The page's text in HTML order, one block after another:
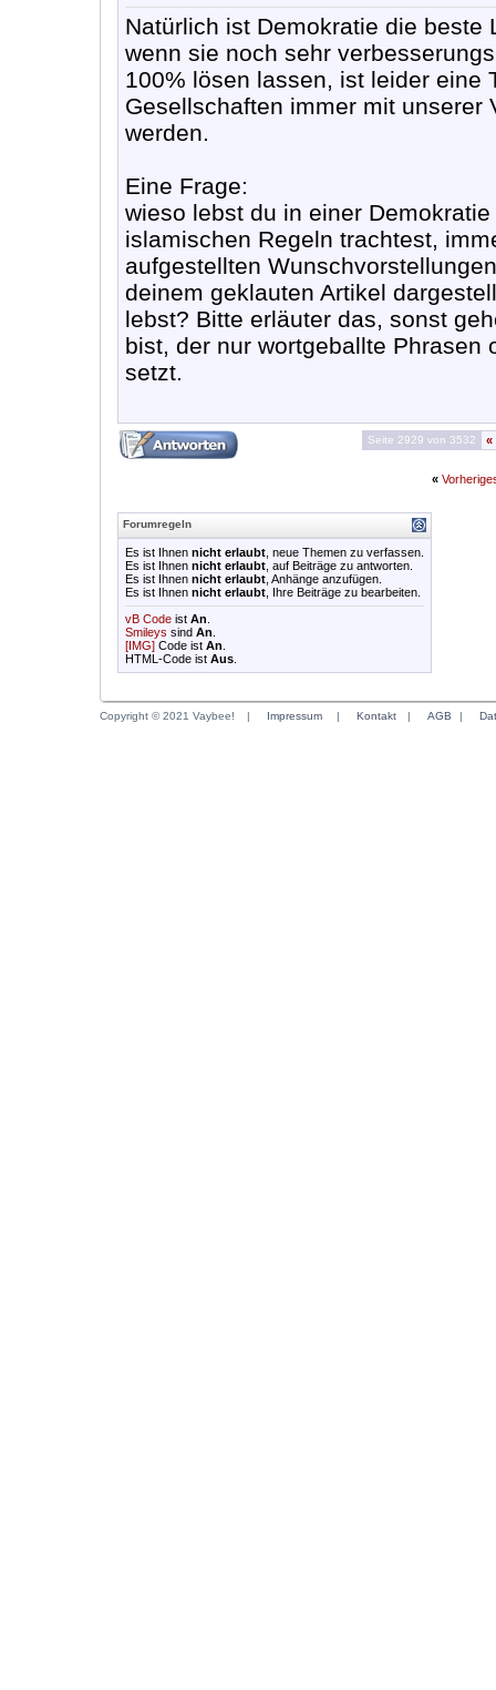
Natürlich ist Demokratie die
wenn sie noch sehr
100% lösen lassen, ist leider eine
Gesellschaften immer mit unserer
werden.
Eine Frage:
wieso lebst du in einer
islamischen Regeln trachtest,
aufgestellten
deinem geklauten Artikel
lebst? Bitte erläuter das, sonst
bist, der nur wortgeballte
setzt.
Seite 2929 von 3532 «
«
Forumregeln
Es ist Ihnen nicht erlaubt , neue Themen zu verfassen.
Es ist Ihnen nicht erlaubt , auf Beiträge zu antworten.
Es ist Ihnen nicht erlaubt , Anhänge anzufügen.
Es ist Ihnen nicht erlaubt , Ihre Beiträge zu bearbeiten.
vB Code ist An
Smileys sind An
[IMG] Code ist An
HTML-Code ist Aus
Copyright © 2021 Vaybee! | Impressum | Kontakt | AGB |